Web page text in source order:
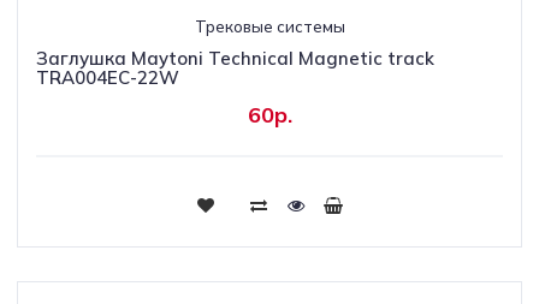
Трековые системы
Заглушка Maytoni Technical Magnetic track
TRA004EC-22W
60р.